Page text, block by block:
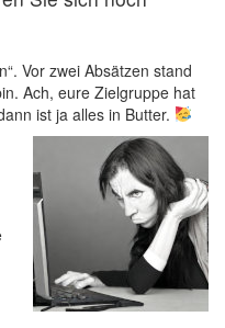
Vor zwei Absätzen stand
Ach, eure Zielgruppe hat
ist ja alles in Butter.